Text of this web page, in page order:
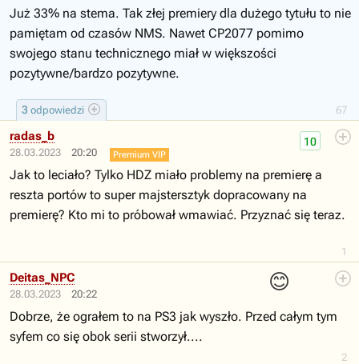
67
3 odpowiedzi
Już 33% na stema. Tak złej premiery dla dużego tytułu to nie
pamiętam od czasów NMS. Nawet CP2077 pomimo
swojego stanu technicznego miał w większości
pozytywne/bardzo pozytywne.
28.03.2023 20:20
1
10
radas_b
Premium VIP
Jak to leciało? Tylko HDZ miało problemy na premierę a
reszta portów to super majstersztyk dopracowany na
premierę? Kto mi to próbował wmawiać. Przyznać się teraz.
28.03.2023 20:22
😊
2
Deitas_NPC
Dobrze, że ograłem to na PS3 jak wyszło. Przed całym tym
syfem co się obok serii stworzył....